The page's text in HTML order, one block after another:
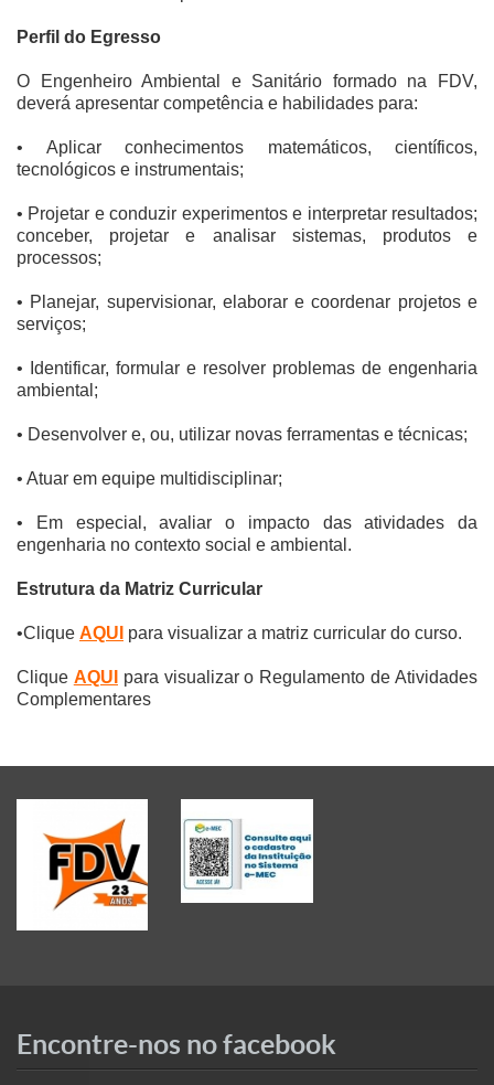
Perfil do Egresso
O Engenheiro Ambiental e Sanitário formado na FDV,
deverá apresentar competência e habilidades para:
• Aplicar conhecimentos matemáticos, científicos,
tecnológicos e instrumentais;
• Projetar e conduzir experimentos e interpretar resultados;
conceber, projetar e analisar sistemas, produtos e
processos;
• Planejar, supervisionar, elaborar e coordenar projetos e
serviços;
• Identificar, formular e resolver problemas de engenharia
ambiental;
• Desenvolver e, ou, utilizar novas ferramentas e técnicas;
• Atuar em equipe multidisciplinar;
• Em especial, avaliar o impacto das atividades da
engenharia no contexto social e ambiental.
Estrutura da Matriz Curricular
•Clique AQUI para visualizar a matriz curricular do curso.
Clique AQUI
para visualizar o Regulamento de Atividades
Complementares
Encontre-nos no facebook